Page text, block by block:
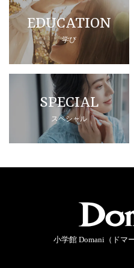
EDUCATION
学び
SPECIAL
スペシャル
小学館 Domani（ドマ